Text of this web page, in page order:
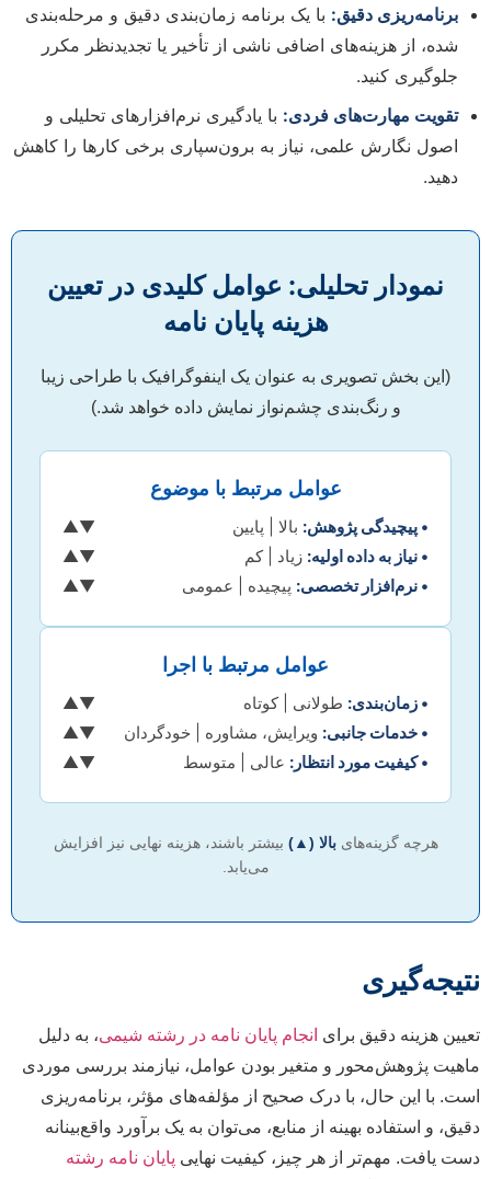
برنامه‌ریزی دقیق: با یک برنامه زمان‌بندی دقیق و مرحله‌بندی
شده، از هزینه‌های اضافی ناشی از تأخیر یا تجدیدنظر مکرر
جلوگیری کنید.
تقویت مهارت‌های فردی: با یادگیری نرم‌افزارهای تحلیلی و
اصول نگارش علمی، نیاز به برون‌سپاری برخی کارها را کاهش
دهید.
نمودار تحلیلی: عوامل کلیدی در تعیین
هزینه پایان نامه
(این بخش تصویری به عنوان یک اینفوگرافیک با طراحی زیبا
و رنگ‌بندی چشم‌نواز نمایش داده خواهد شد.)
عوامل مرتبط با موضوع
• پیچیدگی پژوهش: بالا ▲ | پایین
▼
• نیاز به داده اولیه: زیاد ▲ | کم
▼
• نرم‌افزار تخصصی: پیچیده ▲ | عمومی ▼
عوامل مرتبط با اجرا
• زمان‌بندی: طولانی ▲ | کوتاه
▼
• خدمات جانبی: ویرایش، مشاوره ▲ | خودگردان
▼
• کیفیت مورد انتظار: عالی ▲ | متوسط ▼
هرچه گزینه‌هایبالا (▲) بیشتر باشند، هزینه نهایی نیز افزایش
می‌یابد.
نتیجه‌گیری
تعیین هزینه دقیق برای انجام پایان نامه در رشته شیمی، به دلیل
ماهیت پژوهش‌محور و متغیر بودن عوامل، نیازمند بررسی موردی
است. با این حال، با درک صحیح از مؤلفه‌های مؤثر، برنامه‌ریزی
دقیق، و استفاده بهینه از منابع، می‌توان به یک برآورد واقع‌بینانه
دست یافت. مهم‌تر از هر چیز، کیفیت نهایی پایان نامه رشته